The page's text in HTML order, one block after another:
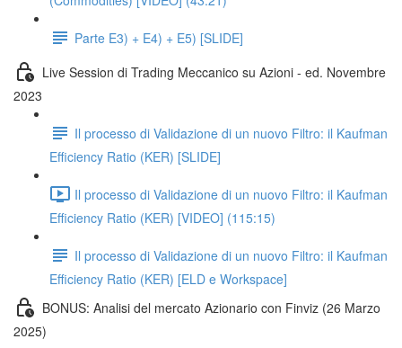
Parte E3) + E4) + E5) [SLIDE]
Live Session di Trading Meccanico su Azioni - ed. Novembre
2023
Il processo di Validazione di un nuovo Filtro: il Kaufman
Efficiency Ratio (KER) [SLIDE]
Il processo di Validazione di un nuovo Filtro: il Kaufman
Efficiency Ratio (KER) [VIDEO] (115:15)
Il processo di Validazione di un nuovo Filtro: il Kaufman
Efficiency Ratio (KER) [ELD e Workspace]
BONUS: Analisi del mercato Azionario con Finviz (26 Marzo
2025)